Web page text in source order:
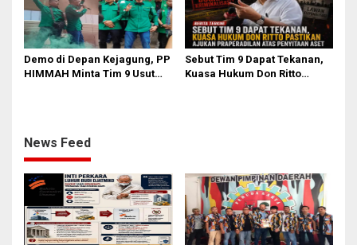
Demo di Depan Kejagung, PP
HIMMAH Minta Tim 9 Usut
Sebut Tim 9 Dapat Tekanan,
Kuasa Hukum Don Ritto
News Feed